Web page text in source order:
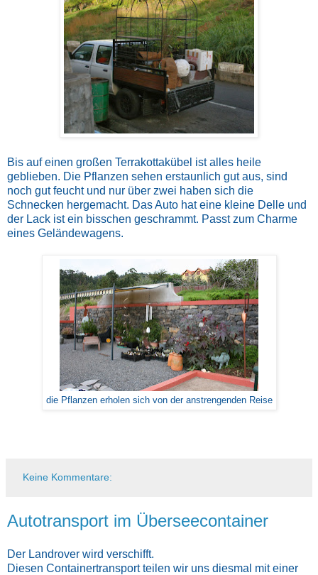
Bis auf einen großen Terrakottakübel ist alles heile
geblieben. Die Pflanzen sehen erstaunlich gut aus, sind
noch gut feucht und nur über zwei haben sich die
Schnecken hergemacht. Das Auto hat eine kleine Delle und
der Lack ist ein bisschen geschrammt. Passt zum Charme
eines Geländewagens.
die Pflanzen erholen sich von der anstrengenden Reise
Keine Kommentare:
Autotransport im Überseecontainer
Der Landrover wird verschifft.
Diesen Containertransport teilen wir uns diesmal mit einer